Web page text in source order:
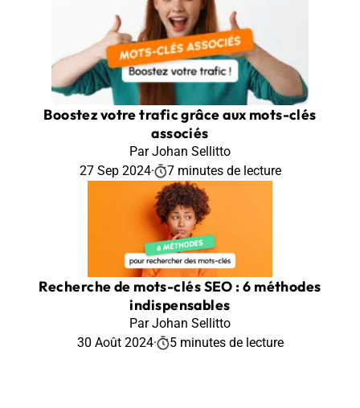
Boostez votre trafic grâce aux mots-clés
associés
Par Johan Sellitto
27 Sep 2024· 7 minutes de lecture
Recherche de mots-clés SEO : 6 méthodes
indispensables
Par Johan Sellitto
30 Août 2024· 5 minutes de lecture